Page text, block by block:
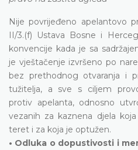
Nije povrijeđeno apelantovo
II/3.(f) Ustava Bosne i
konvencije kada je sa
je vještačenje izvršeno po
bez prethodnog otvaranja i
tužitelja, a sve s ciljem
protiv apelanta, odnosno
vezanih za kaznena djela
teret i za koja je optužen.
• Odluka o dopustivosti i